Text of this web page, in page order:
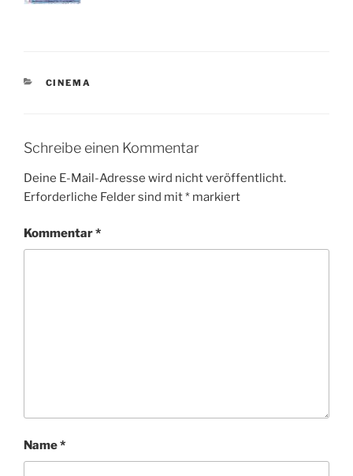
KATEGORIEN
CINEMA
Schreibe einen Kommentar
Deine E-Mail-Adresse wird nicht veröffentlicht.
Erforderliche Felder sind mit* markiert
Kommentar*
Name*